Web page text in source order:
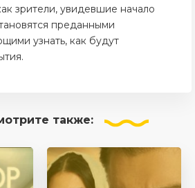
зрители, увидевшие начало
преданными
узнать, как будут
также: